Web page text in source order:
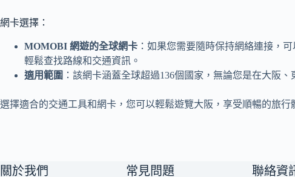
網卡選擇：
MOMOBI 網遊的全球網卡 ：如果您需要隨時保持網絡連接，
輕鬆查找路線和交通資訊。
適用範圍 ：該網卡涵蓋全球超過136個國家，無論您是在大阪
選擇適合的交通工具和網卡，您可以輕鬆遊覽大阪，享受順暢的旅行
關於我們 常見問題 聯絡資